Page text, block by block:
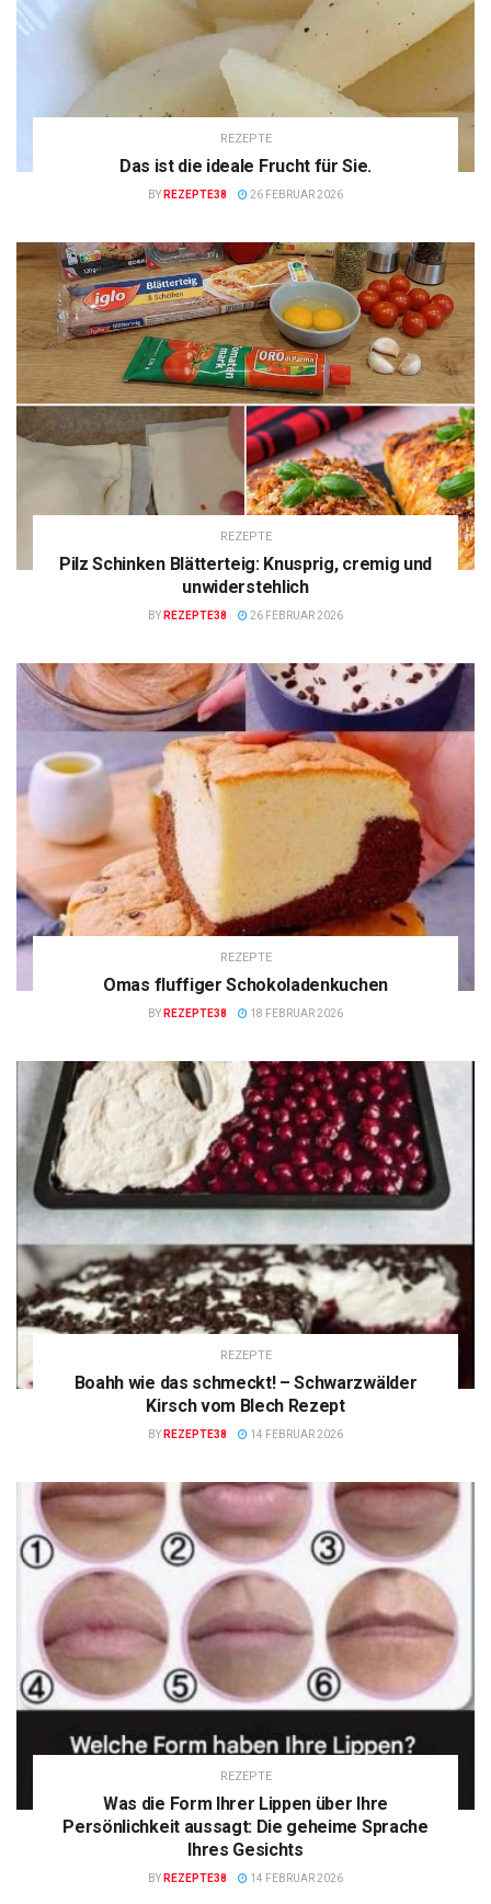
REZEPTE
Das ist die ideale Frucht für Sie.
BY REZEPTE38 26 FEBRUAR 2026
REZEPTE
Pilz Schinken Blätterteig: Knusprig, cremig und
unwiderstehlich
BY REZEPTE38 26 FEBRUAR 2026
REZEPTE
Omas fluffiger Schokoladenkuchen
BY REZEPTE38 18 FEBRUAR 2026
REZEPTE
Boahh wie das schmeckt! – Schwarzwälder
Kirsch vom Blech Rezept
BY REZEPTE38 14 FEBRUAR 2026
REZEPTE
Was die Form Ihrer Lippen über Ihre
Persönlichkeit aussagt: Die geheime Sprache
Ihres Gesichts
BY REZEPTE38 14 FEBRUAR 2026